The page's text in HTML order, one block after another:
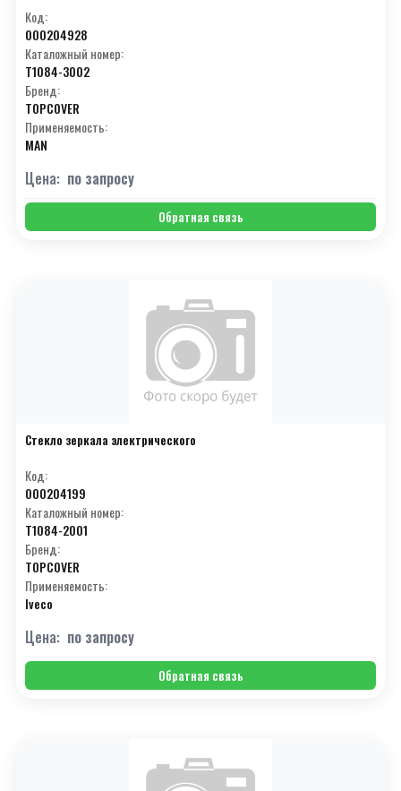
Код:
000204928
Каталожный номер:
T1084-3002
Бренд:
TOPCOVER
Применяемость:
MAN
Цена: по запросу
Обратная связь
Стекло зеркала электрического
Код:
000204199
Каталожный номер:
T1084-2001
Бренд:
TOPCOVER
Применяемость:
Iveco
Цена: по запросу
Обратная связь